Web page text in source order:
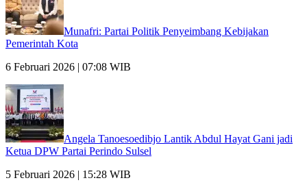
Munafri: Partai Politik Penyeimbang Kebijakan
Pemerintah Kota
6 Februari 2026 | 07:08 WIB
Angela Tanoesoedibjo Lantik Abdul Hayat Gani jadi
Ketua DPW Partai Perindo Sulsel
5 Februari 2026 | 15:28 WIB